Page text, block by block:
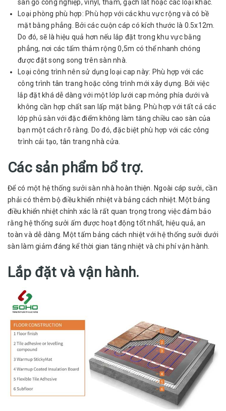
sàn gỗ công nghiệp, vinyl, thảm, gạch lát hoặc các loại khác.
Loại phòng phù hợp: Phù hợp với các khu vực rộng và có bề
mặt bằng phẳng. Bởi các cuộn cáp có kích thước là 0.5x12m.
Do đó, sẽ là hiệu quả hơn nếu lắp đặt trong khu vực bằng
phẳng, nơi các tấm thảm rộng 0,5m có thể nhanh chóng
được đặt song song trên sàn nhà.
Loại công trình nên sử dụng loại cap này: Phù hợp với các
công trình tân trang hoặc công trình mới xây dựng. Bởi việc
lắp đặt khá dễ dàng với một lớp lưới cap mỏng phía dưới và
không cần hợp chất san lấp mặt bằng. Phù hợp với tất cả các
lớp phủ sàn với đặc điểm không làm tăng chiều cao sàn của
bạn một cách rõ ràng. Do đó, đặc biệt phù hợp với các công
trình cải tạo, tân trang nhà cửa.
Các sản phẩm bổ trợ.
Để có một hệ thống sưởi sàn nhà hoàn thiện. Ngoài cáp sưởi, cần
phải có thêm bộ điều khiển nhiệt và bảng cách nhiệt. Một bảng
điều khiển nhiệt chính xác là rất quan trọng trong việc đảm bảo
rằng hệ thống sưởi ấm được hoạt động tốt nhất, hiệu quả, an
toàn và dễ dàng. Một tấm bảng cách nhiệt với hệ thống sưởi dưới
sàn làm giảm đáng kể thời gian tăng nhiệt và chi phí vận hành.
Lắp đặt và vận hành.